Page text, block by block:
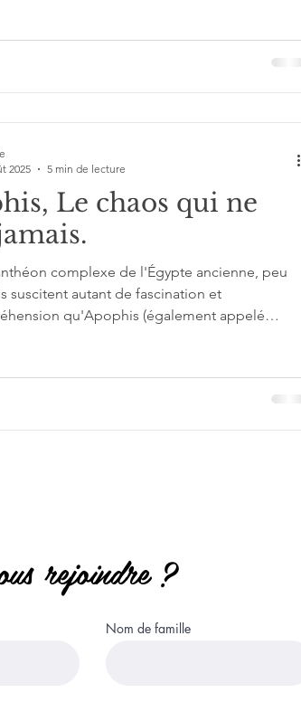
frontières de l'Égypte ancienne pour nous
Le chaos qui ne
complexe de l'Égypte ancienne, peu
suscitent autant de fascination et
qu'Apophis (également appelé
questions les plus fondamentales de
2025
5 min de lecture
rejoindre ?
Nom de famille